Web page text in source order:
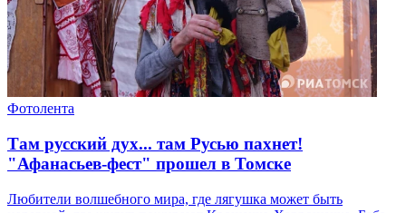
Фотолента
Там русский дух... там Русью пахнет!
"Афанасьев-фест" прошел в Томске
Любители волшебного мира, где лягушка может быть